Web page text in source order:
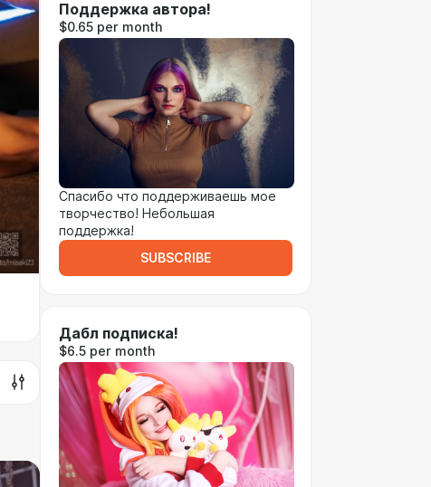
Поддержка автора!
$0.65 per month
Спасибо что поддерживаешь мое
творчество! Небольшая
поддержка!
SUBSCRIBE
Дабл подписка!
$6.5 per month